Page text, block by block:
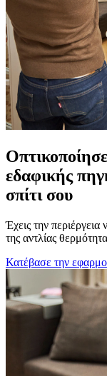
εδαφικής
σπίτι σου
Έχεις την
της αντλίας
Κατέβασε την